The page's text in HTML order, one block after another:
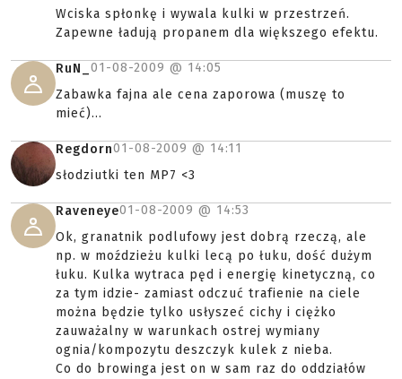
Wciska spłonkę i wywala kulki w przestrzeń.
Zapewne ładują propanem dla większego efektu.
RuN_ 01-08-2009 @ 14:05
Zabawka fajna ale cena zaporowa (muszę to
mieć)...
Regdorn01-08-2009 @ 14:11
słodziutki ten MP7 <3
Raveneye01-08-2009 @ 14:53
Ok, granatnik podlufowy jest dobrą rzeczą, ale
np. w moździeżu kulki lecą po łuku, dość dużym
łuku. Kulka wytraca pęd i energię kinetyczną, co
za tym idzie- zamiast odczuć trafienie na ciele
można będzie tylko usłyszeć cichy i ciężko
zauważalny w warunkach ostrej wymiany
ognia/kompozytu deszczyk kulek z nieba.
Co do browinga jest on w sam raz do oddziałów